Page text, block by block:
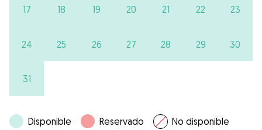
17 18 19 20 21 22 23
24 25 26 27 28 29 30
31
Disponible Reservado No disponible